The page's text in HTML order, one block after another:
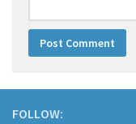
FOLLOW: